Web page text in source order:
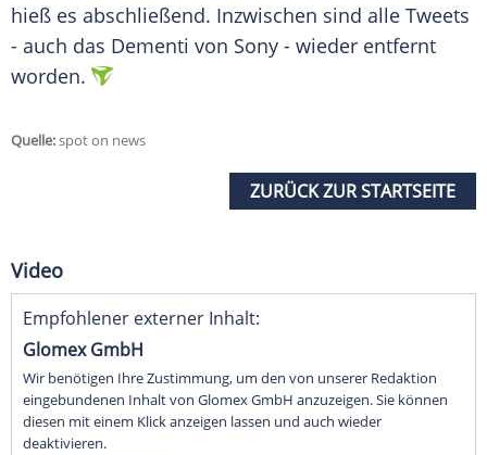
hieß es abschließend. Inzwischen sind alle Tweets
- auch das Dementi von Sony - wieder entfernt
worden.
Quelle:spot on news
ZURÜCK ZUR STARTSEITE
Video
Empfohlener externer Inhalt:
Glomex GmbH
Wir benötigen Ihre Zustimmung, um den von unserer Redaktion
eingebundenen Inhalt von Glomex GmbH anzuzeigen. Sie können
diesen mit einem Klick anzeigen lassen und auch wieder
deaktivieren.